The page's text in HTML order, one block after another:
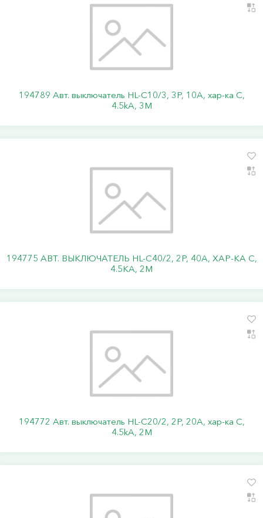
194789 Авт. выключатель HL-C10/3, 3P, 10A, хар-ка C,
4.5kA, 3M
194775 АВТ. ВЫКЛЮЧАТЕЛЬ HL-C40/2, 2P, 40A, ХАР-КА C,
4.5KA, 2M
194772 Авт. выключатель HL-C20/2, 2P, 20A, хар-ка C,
4.5kA, 2M